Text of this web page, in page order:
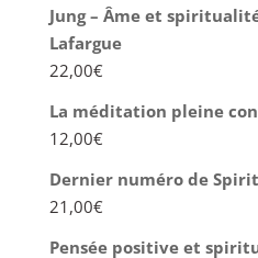
Jung – Âme et
Lafargue
22,00€
La méditation pleine
12,00€
Dernier numéro de
21,00€
Pensée positive et